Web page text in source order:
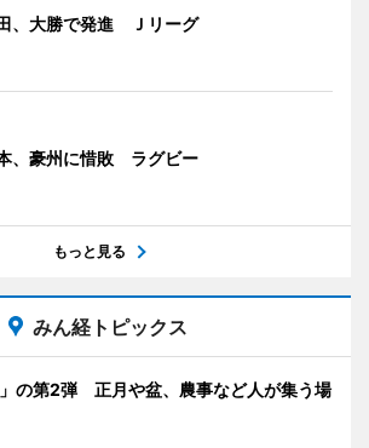
、大勝で発進 Ｊリーグ
、豪州に惜敗 ラグビー
もっと見る
みん経トピックス
」の第2弾 正月や盆、農事など人が集う場